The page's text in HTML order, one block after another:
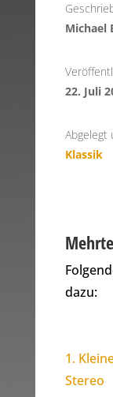
Michael
22. Juli
Abgelegt
Klassik
dazu:
1.
Stereo